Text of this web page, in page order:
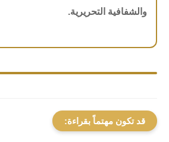
والشفافية التحريرية.
قد تكون مهتماً بقراءة: